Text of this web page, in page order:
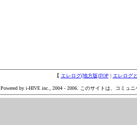
【 エレログ(地方版)TOP | エレログ
Powered by i-HIVE inc., 2004 - 2006. このサイトは、コミュ